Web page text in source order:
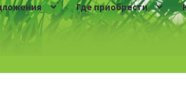
Где приобрести